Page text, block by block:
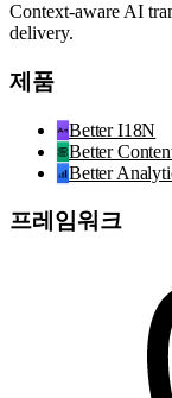
Context-aware AI
delivery.
제품
Better I18N
Better
Better
프레임워크